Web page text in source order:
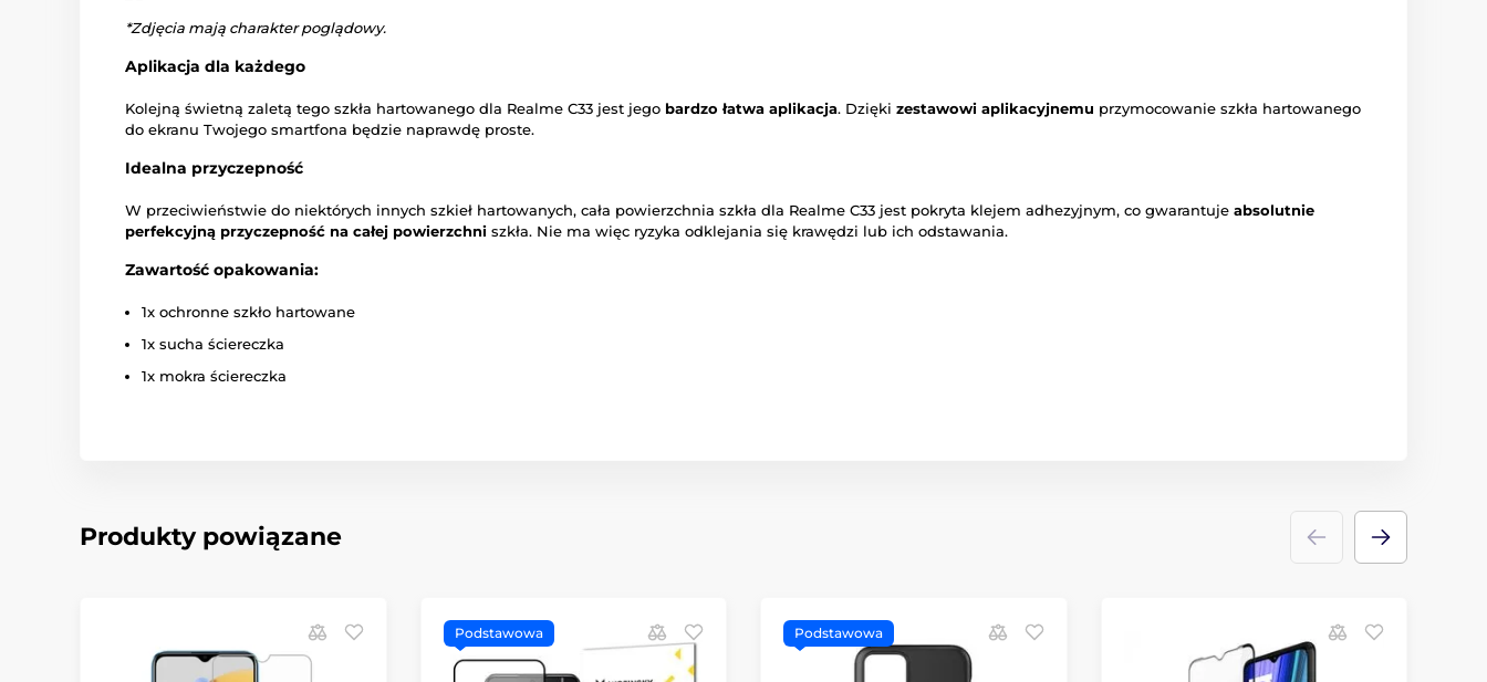
*Zdjęcia mają charakter poglądowy.
Aplikacja dla każdego
Kolejną świetną zaletą tego szkła hartowanego dla Realme C33 jest jego bardzo łatwa aplikacja. Dzięki zestawowi aplikacyjnemu przymocowanie szkła hartowanego
do ekranu Twojego smartfona będzie naprawdę proste.
Idealna przyczepność
W przeciwieństwie do niektórych innych szkieł hartowanych, cała powierzchnia szkła dla Realme C33 jest pokryta klejem adhezyjnym, co gwarantuje absolutnie
perfekcyjną przyczepność na całej powierzchni szkła. Nie ma więc ryzyka odklejania się krawędzi lub ich odstawania.
Zawartość opakowania:
1x ochronne szkło hartowane
1x sucha ściereczka
1x mokra ściereczka
Produkty powiązane
Podstawowa Podstawowa